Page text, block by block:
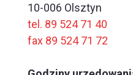
10-006 Olsztyn
tel. 89 524 71 40
fax 89 524 71 72